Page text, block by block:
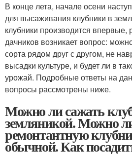
В конце лета, начале осени
для высаживания клубники в
клубники производится
дачников возникает вопрос:
сорта рядом друг с другом, не
высадки культуре, и будет ли в
урожай. Подробные ответы на
вопросы рассмотрены ниже.
Можно ли сажать
земляникой. Можно
ремонтантную
обычной. Как